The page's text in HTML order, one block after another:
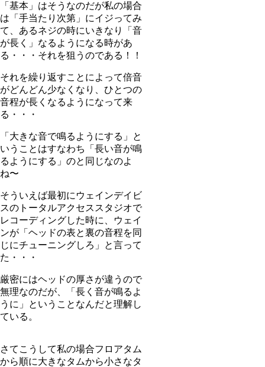
「基本」はそうなのだが私の場合
は「手当たり次第」にイジってみ
て、あるネジの時にいきなり「音
が長く」なるようになる時があ
る・・・それを狙うのである！！
それを繰り返すことによって倍音
がどんどん少なくなり、ひとつの
音程が長くなるようになって来
る・・・
「大きな音で鳴るようにする」と
いうことはすなわち「長い音が鳴
るようにする」のと同じなのよ
ね〜
そういえば最初にウェインデイビ
スのトータルアクセススタジオで
レコーディングした時に、ウェイ
ンが「ヘッドの表と裏の音程を同
じにチューニングしろ」と言って
た・・・
厳密にはヘッドの厚さが違うので
無理なのだが、「長く音が鳴るよ
うに」ということなんだと理解し
ている。
さてこうして私の場合フロアタム
から順に大きなタムから小さなタ